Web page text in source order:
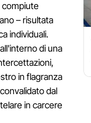
compiute
– risultata
individuali.
di una
in flagranza
dal
in carcere